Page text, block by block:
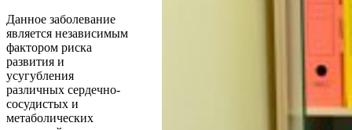
Данное заболевание
является независимым
фактором риска
развития и
усугубления
различных сердечно-
сосудистых и
метаболических